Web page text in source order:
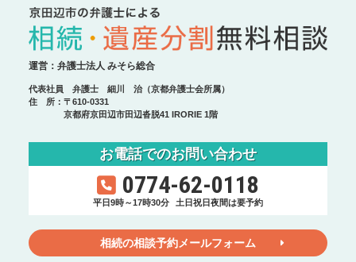
運営：弁護士法人 みそら総合
代表社員 弁護士 細川 治（京都弁護士会所属）
住 所：〒610-0331
京都府京田辺市田辺沓脱41 IRORIE 1階
お電話でのお問い合わせ
0774-62-0118
平日9時～17時30分 土日祝日夜間は要予約
相続の相談予約メールフォーム